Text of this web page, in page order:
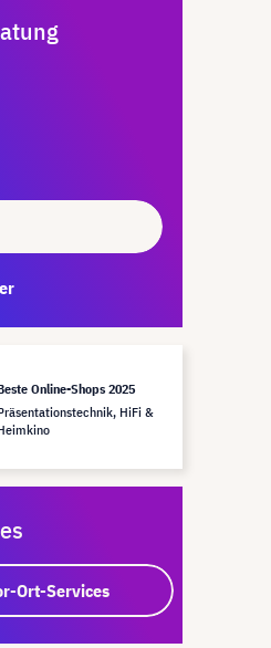
Online-Shops 2025
HiFi &
Ort-Services